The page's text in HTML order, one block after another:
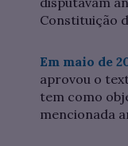
Constituição
Em maio de
aprovou o
tem como
mencionada